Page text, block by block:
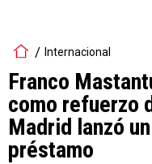
Internacional
Franco
como refuerzo
Madrid lanzó
préstamo